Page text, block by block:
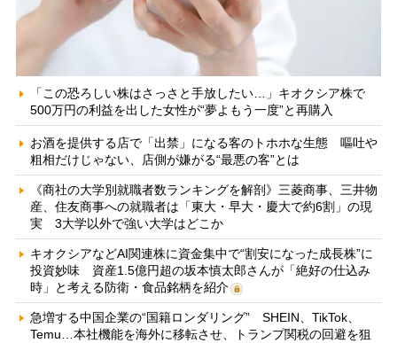
「この恐ろしい株はさっさと手放したい…」キオクシア株で
500万円の利益を出した女性が“夢よもう一度”と再購入
お酒を提供する店で「出禁」になる客のトホホな生態 嘔吐や
粗相だけじゃない、店側が嫌がる“最悪の客”とは
《商社の大学別就職者数ランキングを解剖》三菱商事、三井物
産、住友商事への就職者は「東大・早大・慶大で約6割」の現
実 3大学以外で強い大学はどこか
キオクシアなどAI関連株に資金集中で“割安になった成長株”に
投資妙味 資産1.5億円超の坂本慎太郎さんが「絶好の仕込み
時」と考える防衛・食品銘柄を紹介
急増する中国企業の“国籍ロンダリング” SHEIN、TikTok、
Temu…本社機能を海外に移転させ、トランプ関税の回避を狙